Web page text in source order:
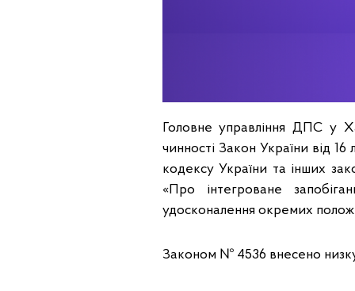
Головне управління ДПС у
чинності Закон України від
кодексу України та інших
«Про інтегроване
удосконалення окремих
Законом № 4536 внесено